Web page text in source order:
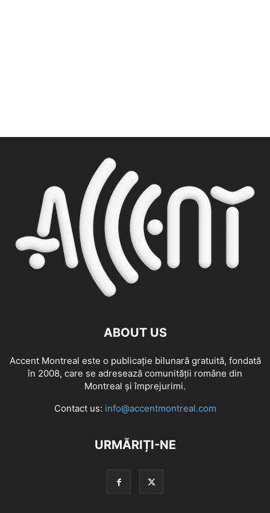
ABOUT US
Accent Montreal este o publicație bilunară gratuită, fondată
în 2008, care se adresează comunităţii române din
Montreal şi împrejurimi.
Contact us: info@accentmontreal.com
URMĂRIȚI-NE